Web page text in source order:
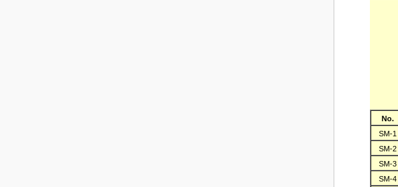
No.
SM-1
SM-2
SM-3
SM-4